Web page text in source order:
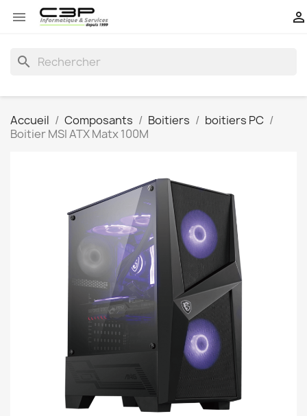
 
search
Accueil Composants Boitiers
boitiers PC
Boitier MSI ATX Matx 100M